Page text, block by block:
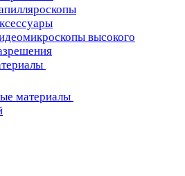
высокого
материалы